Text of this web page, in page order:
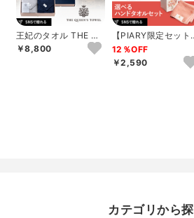
王妃のタオル THE QU
EEN’S TOWEL バス
タ...
￥8,800
【PIARY限定セット
選べるTHE QUEEN’S
T...
12％OFF
￥2,590
カテゴリから